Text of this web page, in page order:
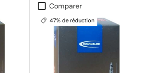
Comparer
47% de réduction